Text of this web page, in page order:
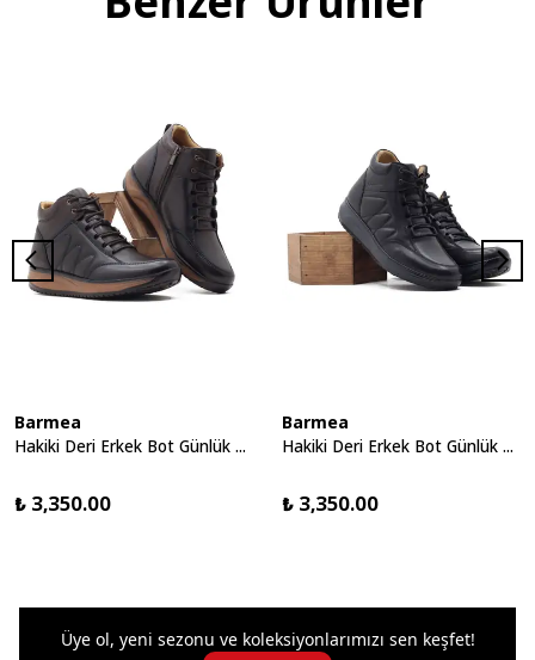
Barmea
Hakiki Deri Erkek Bot Günlük Yürüyüş Ayakkabısı - 2150 Kahve KK064
₺ 3,350.00
Barmea
Hakiki Deri Erkek Bot Günlük Yürüyüş Ayakkabısı - 2150 Siyah KK064
₺ 3,350.00
Üye ol, yeni sezonu ve koleksiyonlarımızı sen keşfet!